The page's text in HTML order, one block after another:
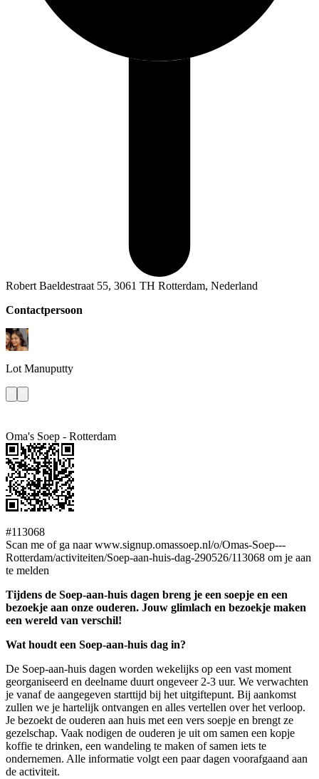
Robert Baeldestraat 55, 3061 TH Rotterdam, Nederland
Contactpersoon
Lot Manuputty
Oma's Soep - Rotterdam
#113068
Scan me of ga naar www.signup.omassoep.nl/o/Omas-Soep---
Rotterdam/activiteiten/Soep-aan-huis-dag-290526/113068 om je aan
te melden
Tijdens de Soep-aan-huis dagen breng je een soepje en een
bezoekje aan onze ouderen. Jouw glimlach en bezoekje maken
een wereld van verschil!
Wat houdt een Soep-aan-huis dag in?
De Soep-aan-huis dagen worden wekelijks op een vast moment
georganiseerd en deelname duurt ongeveer 2-3 uur. We verwachten
je vanaf de aangegeven starttijd bij het uitgiftepunt. Bij aankomst
zullen we je hartelijk ontvangen en alles vertellen over het verloop.
Je bezoekt de ouderen aan huis met een vers soepje en brengt ze
gezelschap. Vaak nodigen de ouderen je uit om samen een kopje
koffie te drinken, een wandeling te maken of samen iets te
ondernemen. Alle informatie volgt een paar dagen voorafgaand aan
de activiteit.